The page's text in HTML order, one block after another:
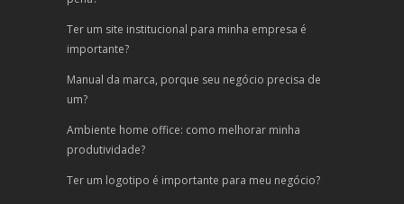
Ter um site institucional para minha empresa é
importante?
Manual da marca, porque seu negócio precisa de
um?
Ambiente home office: como melhorar minha
produtividade?
Ter um logotipo é importante para meu negócio?